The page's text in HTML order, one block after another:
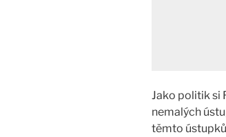
Jako politik si
nemalých
těmto